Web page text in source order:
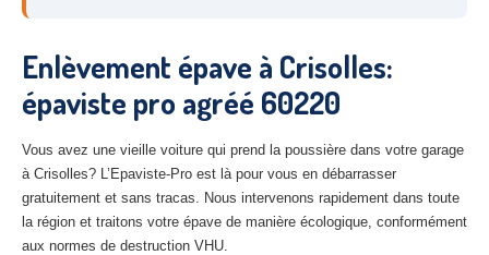
– Eure-et-Loir
27– Eure
– Aube
02– Aisne
Tousles secteurs
Enlèvement épave à Crisolles:
épaviste pro agréé 60220
Vous avez une vieille voiture qui prend la poussière dans votre garage
à Crisolles? L’Epaviste-Pro est là pour vous en débarrasser
gratuitement et sans tracas. Nous intervenons rapidement dans toute
la région et traitons votre épave de manière écologique, conformément
aux normes de destruction VHU.